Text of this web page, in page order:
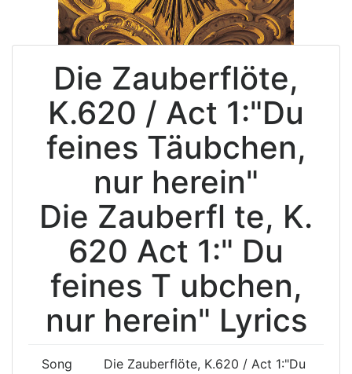
Die Zauberflöte,
K.620 / Act 1:"Du
feines Täubchen,
nur herein"
Die Zauberfl te, K.
620 Act 1:" Du
feines T ubchen,
nur herein" Lyrics
Song
Die Zauberflöte, K.620 / Act 1:"Du